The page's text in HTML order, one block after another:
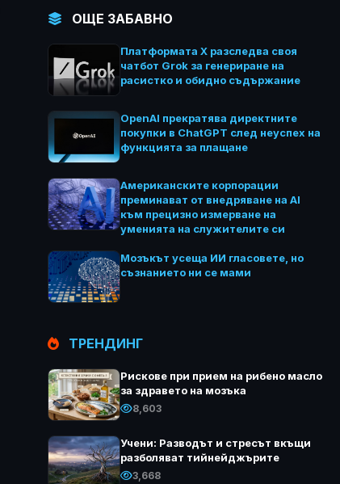
ОЩЕ ЗАБАВНО
Платформата X разследва своя
чатбот Grok за генериране на
расистко и обидно съдържание
OpenAI прекратява директните
покупки в ChatGPT след неуспех на
функцията за плащане
Американските корпорации
преминават от внедряване на AI
към прецизно измерване на
уменията на служителите си
Мозъкът усеща ИИ гласовете, но
съзнанието ни се мами
ТРЕНДИНГ
Рискове при прием на рибено масло
за здравето на мозъка
8,603
Учени: Разводът и стресът вкъщи
разболяват тийнейджърите
3,668